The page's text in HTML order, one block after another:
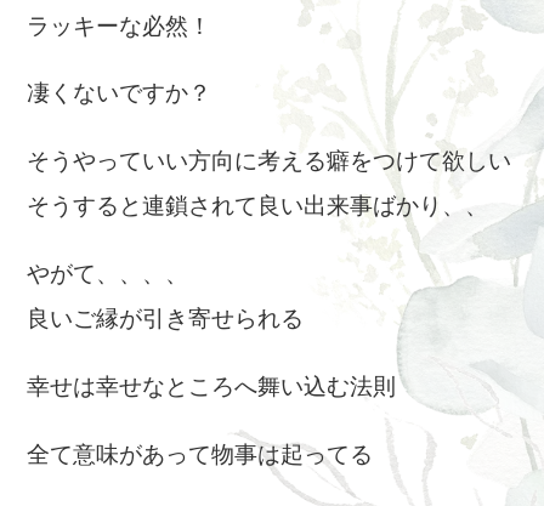
ラッキーな必然！
凄くないですか？
そうやっていい方向に考える癖をつけて欲しい
そうすると連鎖されて良い出来事ばかり、、
やがて、、、、
良いご縁が引き寄せられる
幸せは幸せなところへ舞い込む法則
全て意味があって物事は起ってる